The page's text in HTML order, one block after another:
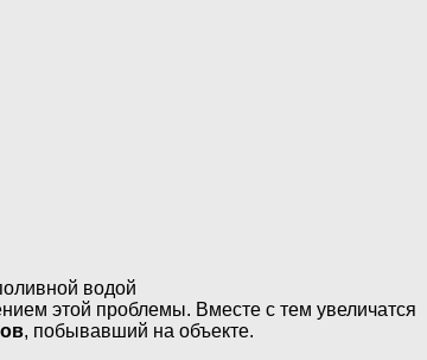
водой
этой проблемы. Вместе с тем увеличатся
, побывавший на объекте.